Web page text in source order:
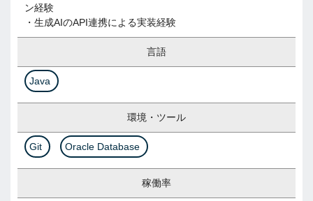
ン経験
・生成AIのAPI連携による実装経験
言語
Java
環境・ツール
Git Oracle Database
稼働率